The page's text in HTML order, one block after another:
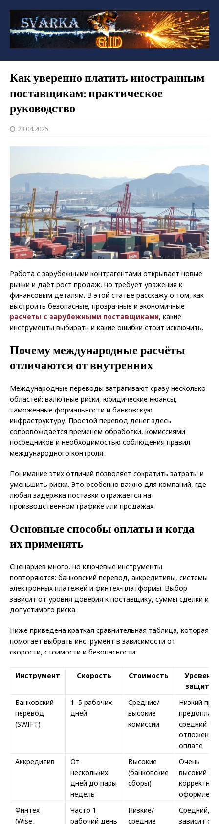
Как уверенно платить иностранным
поставщикам: практическое
руководство
23.04.2026
Работа с зарубежными контрагентами открывает новые
рынки и даёт рост продаж, но требует уважения к
финансовым деталям. В этой статье расскажу о том, как
выстроить безопасные, прозрачные и экономичные
расчеты с зарубежными поставщиками, какие
инструменты выбирать и какие ошибки стоит исключить.
Почему международные расчёты
отличаются от внутренних
Международные переводы затрагивают сразу несколько
областей: валютные риски, юридические нюансы,
таможенные формальности и банковскую
инфраструктуру. Простой перевод денег здесь
сопровождается временем обработки, комиссиями
посредников и необходимостью соблюдения правил
международного контроля.
Понимание этих отличий позволяет сократить затраты и
уменьшить риски. Это особенно важно для компаний, где
любая задержка поставки отражается на
производственном графике или продажах.
Основные способы оплаты и когда
их применять
Сценариев много, но ключевые инструменты
повторяются: банковский перевод, аккредитивы, системы
электронных платежей и финтех-платформы. Выбор
зависит от уровня доверия к поставщику, суммы сделки и
допустимого риска.
Ниже приведена краткая сравнительная таблица, которая
помогает выбрать инструмент в зависимости от
скорости, стоимости и безопасности.
Инструмент Скорость Стоимость
Уровень
защиты
Банковский
перевод
(SWIFT)
1–5 рабочих
дней
Средние/
высокие
комиссии
Низкий при
средний
оплате
Аккредитив
От
нескольких
дней до пары
недель
Высокие
(банковские
сборы)
Очень
высокий
корректном
Финтех
(Wise,
Часто 1
рабочий день
Низкие/
средние
Средний,
зависит от